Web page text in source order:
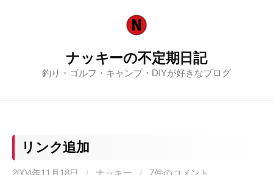
ナッキーの不定期日記
釣り・ゴルフ・キャンプ・DIYが好きなブログ
リンク追加
2004年11月18日 / ナッキー / 7件のコメント